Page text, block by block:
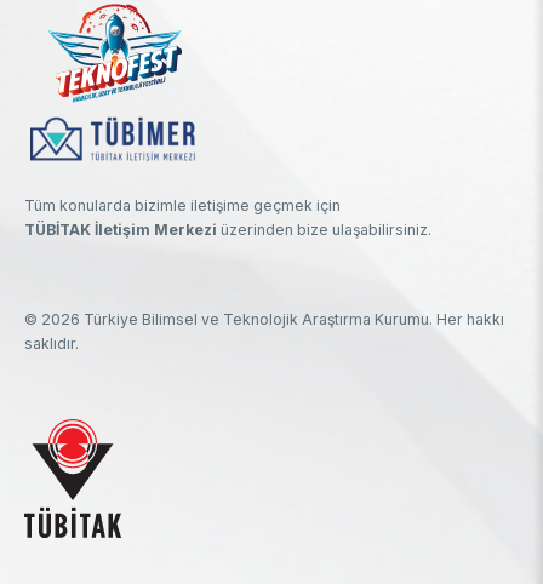
Tüm konularda bizimle iletişime geçmek için
TÜBİTAK İletişim Merkezi üzerinden bize ulaşabilirsiniz.
© 2026 Türkiye Bilimsel ve Teknolojik Araştırma Kurumu. Her hakkı
saklıdır.